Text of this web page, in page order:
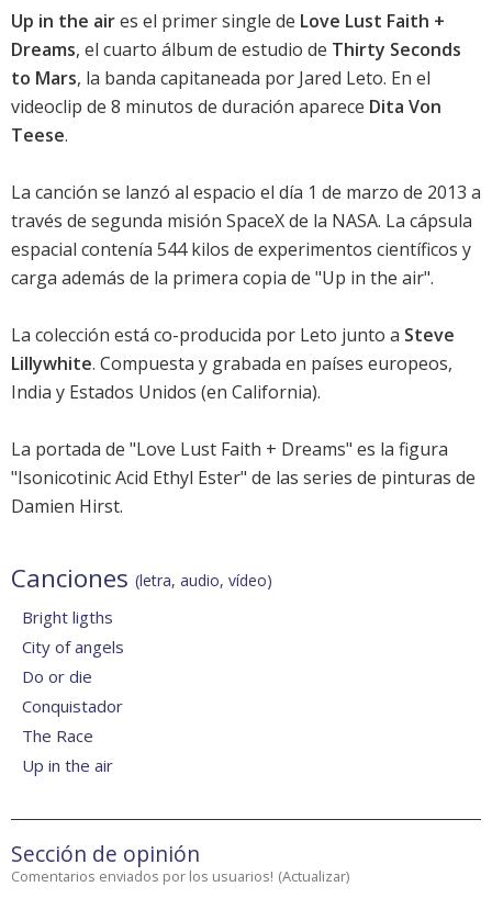
Up in the aires el primer single de Love Lust Faith +
Dreams, el cuarto álbum de estudio de Thirty Seconds
to Mars, la banda capitaneada por Jared Leto. En el
videoclip de 8 minutos de duración aparece Dita Von
Teese.
La canción se lanzó al espacio el día 1 de marzo de 2013 a
través de segunda misión SpaceX de la NASA. La cápsula
espacial contenía 544 kilos de experimentos científicos y
carga además de la primera copia de "Up in the air".
La colección está co-producida por Leto junto a Steve
Lillywhite. Compuesta y grabada en países europeos,
India y Estados Unidos (en California).
La portada de "Love Lust Faith + Dreams" es la figura
"Isonicotinic Acid Ethyl Ester" de las series de pinturas de
Damien Hirst.
Canciones (letra, audio, vídeo)
Bright ligths
City of angels
Do or die
Conquistador
The Race
Up in the air
Sección de opinión
Comentarios enviados por los usuarios! (Actualizar)